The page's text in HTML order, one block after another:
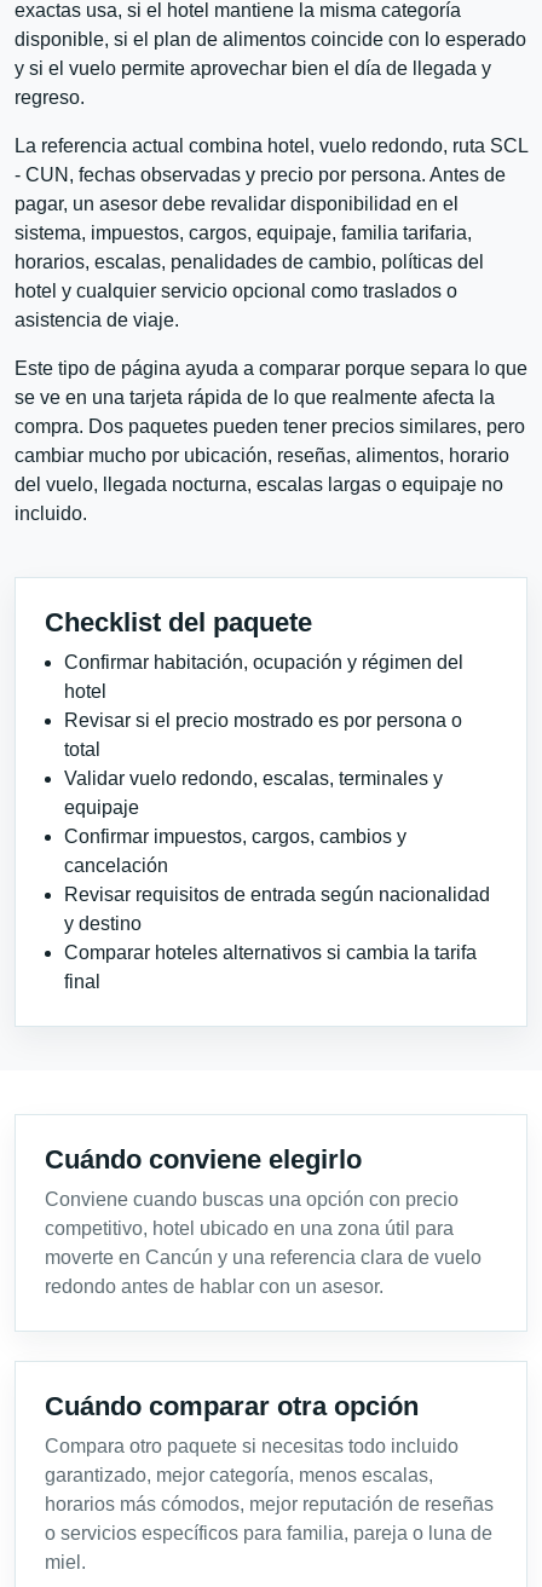
exactas usa, si el hotel mantiene la misma categoría
disponible, si el plan de alimentos coincide con lo esperado
y si el vuelo permite aprovechar bien el día de llegada y
regreso.
La referencia actual combina hotel, vuelo redondo, ruta SCL
- CUN, fechas observadas y precio por persona. Antes de
pagar, un asesor debe revalidar disponibilidad en el
sistema, impuestos, cargos, equipaje, familia tarifaria,
horarios, escalas, penalidades de cambio, políticas del
hotel y cualquier servicio opcional como traslados o
asistencia de viaje.
Este tipo de página ayuda a comparar porque separa lo que
se ve en una tarjeta rápida de lo que realmente afecta la
compra. Dos paquetes pueden tener precios similares, pero
cambiar mucho por ubicación, reseñas, alimentos, horario
del vuelo, llegada nocturna, escalas largas o equipaje no
incluido.
Checklist del paquete
Confirmar habitación, ocupación y régimen del
hotel
Revisar si el precio mostrado es por persona o
total
Validar vuelo redondo, escalas, terminales y
equipaje
Confirmar impuestos, cargos, cambios y
cancelación
Revisar requisitos de entrada según nacionalidad
y destino
Comparar hoteles alternativos si cambia la tarifa
final
Cuándo conviene elegirlo
Conviene cuando buscas una opción con precio
competitivo, hotel ubicado en una zona útil para
moverte en Cancún y una referencia clara de vuelo
redondo antes de hablar con un asesor.
Cuándo comparar otra opción
Compara otro paquete si necesitas todo incluido
garantizado, mejor categoría, menos escalas,
horarios más cómodos, mejor reputación de reseñas
o servicios específicos para familia, pareja o luna de
miel.